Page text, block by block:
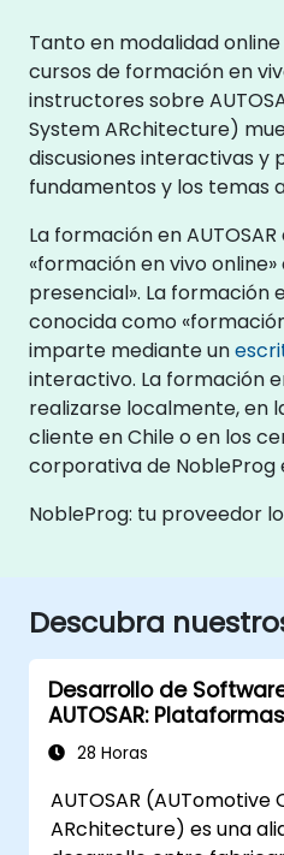
Tanto en modalidad
cursos de formación en
instructores sobre
System ARchitecture)
discusiones interactivas y
fundamentos y los temas
La formación en
«formación en vivo
presencial». La formación
conocida como
imparte mediante un
interactivo. La formación
realizarse localmente, en
cliente en Chile o en los
corporativa de NobleProg
NobleProg: tu proveedor
Descubra
Desarrollo de
AUTOSAR:
Adaptable
28 Horas
AUTOSAR (AUTomotive
ARchitecture) es una